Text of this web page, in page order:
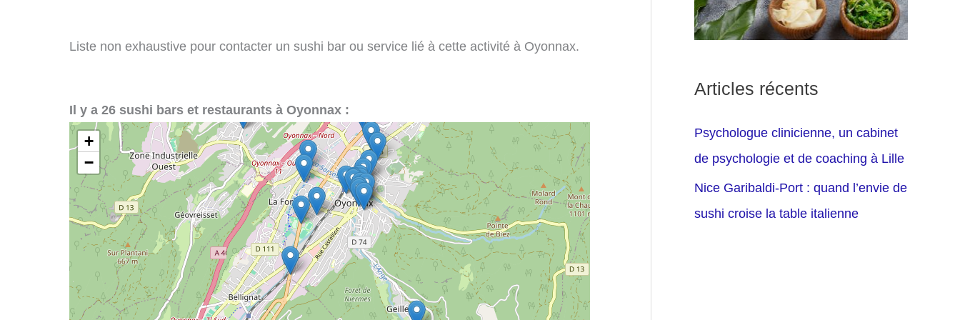
Liste non exhaustive pour contacter un sushi bar ou service lié à cette activité à Oyonnax.
Il y a 26 sushi bars et restaurants à Oyonnax :
+
−
Articles récents
Psychologue clinicienne, un cabinet
de psychologie et de coaching à Lille
Nice Garibaldi-Port : quand l’envie de
sushi croise la table italienne